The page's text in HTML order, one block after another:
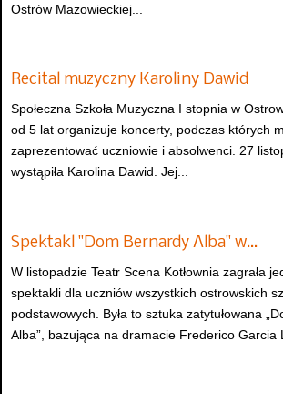
Ostrów Mazowieckiej...
Recital muzyczny Karoliny Dawid
Społeczna Szkoła Muzyczna I stopnia w
od 5 lat organizuje koncerty, podczas których
zaprezentować uczniowie i absolwenci. 27
wystąpiła Karolina Dawid. Jej...
Spektakl "Dom Bernardy Alba" w…
W listopadzie Teatr Scena Kotłownia zagrała
spektakli dla uczniów wszystkich ostrowskich
podstawowych. Była to sztuka zatytułowana
Alba”, bazująca na dramacie Frederico Garcia